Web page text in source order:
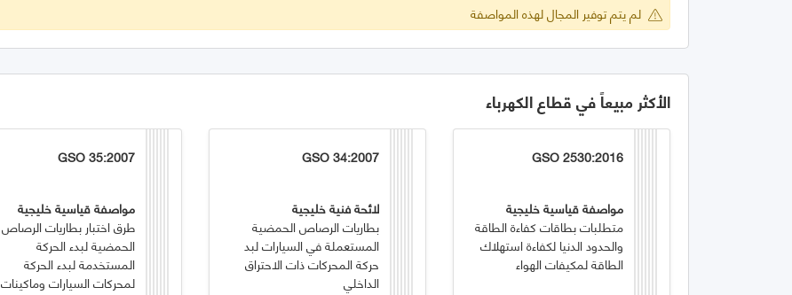
لم يتم توفير المجال لهذه المواصفة
الأكثر مبيعاً في قطاع الكهرباء
GSO 2530:2016
مواصفة قياسية خليجية
متطلبات بطاقات كفاءة الطاقة
والحدود الدنيا لكفاءة استهلاك
الطاقة لمكيفات الهواء
GSO 34:2007
لائحة فنية خليجية
بطاريات الرصاص الحمضية
المستعملة في السيارات لبد
حركة المحركات ذات الاحتراق
الداخلي
GSO 35:2007
مواصفة قياسية خليجية
طرق اختبار بطاريات الرصاص
الحمضية لبدء الحركة
المستخدمة لبدء الحركة
لمحركات السيارات وماكينات